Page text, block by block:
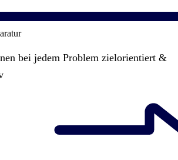
bei jedem Problem zielorientiert &